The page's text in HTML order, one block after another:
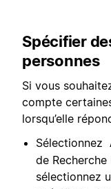
Spécifier
personnes
Si vous
compte
lorsqu’elle
Sélectionnez
de
sélectionnez